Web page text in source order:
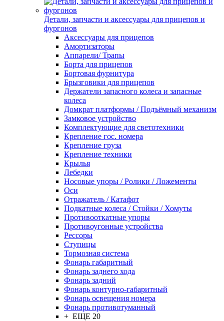
Детали, запчасти и аксессуары для прицепов и
фургонов
Аксессуары для прицепов
Амортизаторы
Аппарели/ Трапы
Борта для прицепов
Бортовая фурнитура
Брызговики для прицепов
Держатели запасного колеса и запасные
колеса
Домкрат платформы / Подъёмный механизм
Замковое устройство
Комплектующие для светотехники
Крепление гос. номера
Крепление груза
Крепление техники
Крылья
Лебедки
Носовые упоры / Ролики / Ложементы
Оси
Отражатель / Катафот
Подкатные колеса / Стойки / Хомуты
Противооткатные упоры
Противоугонные устройства
Рессоры
Ступицы
Тормозная система
Фонарь габаритный
Фонарь заднего хода
Фонарь задний
Фонарь контурно-габаритный
Фонарь освещения номера
Фонарь противотуманный
+ ЕЩЕ 20